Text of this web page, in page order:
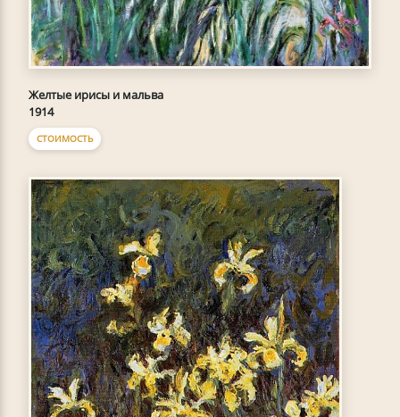
Желтые ирисы и мальва
1914
СТОИМОСТЬ